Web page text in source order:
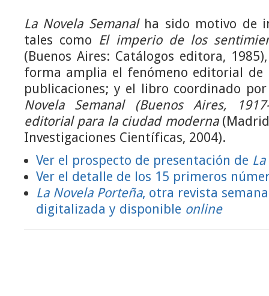
La Novela Semanalha sido motivo de
tales como El imperio de los
(Buenos Aires: Catálogos editora,
forma amplia el fenómeno editorial de
publicaciones; y el libro coordinado
Novela Semanal (Buenos Aires,
editorial para la ciudad moderna
Investigaciones Científicas, 2004).
Ver el prospecto de presentación de
Ver el detalle de los 15 primeros
La Novela Porteña, otra revista
digitalizada y disponible online